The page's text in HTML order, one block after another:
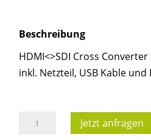
Beschreibung
HDMI<>SDI Cross
inkl. Netzteil, USB Kable und
HDMI
Jetzt anfragen